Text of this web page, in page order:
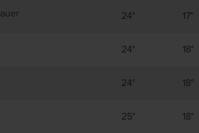
24° 17°
24° 18°
24° 18°
25° 18°